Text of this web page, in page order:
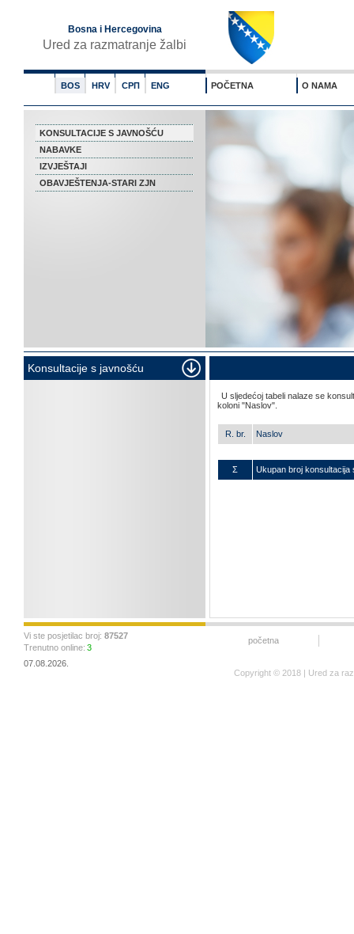
Bosna i Hercegovina
Ured za razmatranje žalbi
BOS HRV СРП ENG POČETNA O NAMA
KONSULTACIJE S JAVNOŠĆU
NABAVKE
IZVJEŠTAJI
OBAVJEŠTENJA-STARI ZJN
Konsultacije s javnošću
U sljedećoj tabeli nalaze se
koloni "Naslov".
R. br. Naslov
Σ Ukupan broj konsultacija
Vi ste posjetilac broj: 87527
Trenutno online: 3
07.08.2026.
početna
Copyright © 2018 | Ured za